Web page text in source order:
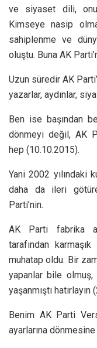
ve siyaset dili, onu
Kimseye nasip
sahiplenme ve
oluştu. Buna AK
Uzun süredir AK
yazarlar, aydınlar,
Ben ise başından
dönmeyi değil, AK
hep (10.10.2015).
Yani 2002 yılındaki
daha da ileri
Parti’nin.
AK Parti fabrika
tarafından
muhatap oldu. Bir
yapanlar bile olmuş,
yaşanmıştı
Benim AK Parti
ayarlarına